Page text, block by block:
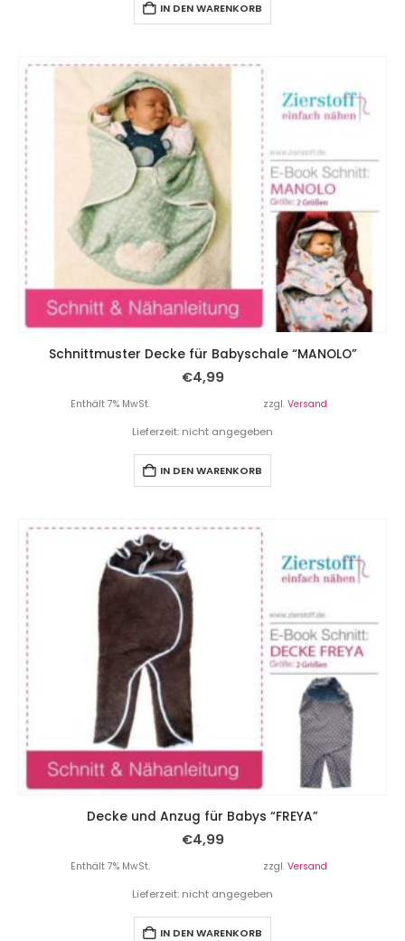
IN DEN WARENKORB
Schnittmuster Decke für Babyschale “MANOLO”
€4,99
Enthält 7% MwSt. zzgl. Versand
Lieferzeit: nicht angegeben
IN DEN WARENKORB
Decke und Anzug für Babys “FREYA”
€4,99
Enthält 7% MwSt. zzgl. Versand
Lieferzeit: nicht angegeben
IN DEN WARENKORB